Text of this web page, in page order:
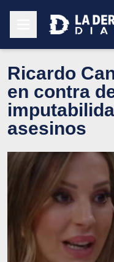
Ricardo
en contra
asesinos